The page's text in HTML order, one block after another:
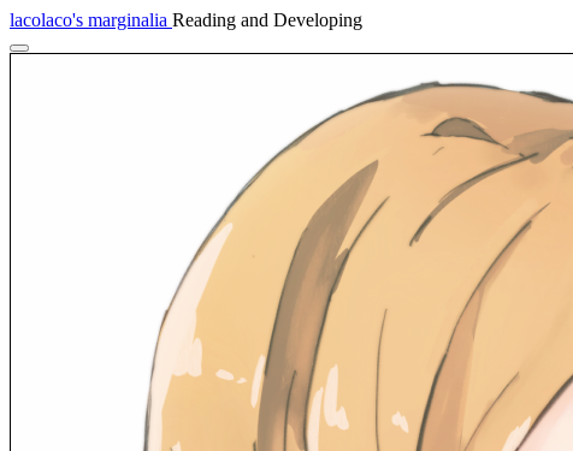
lacolaco's marginalia Reading and Developing